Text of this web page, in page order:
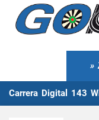
Carrera Digital 143